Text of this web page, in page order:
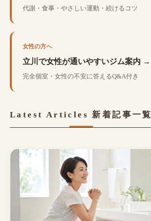
代謝・食事・やさしい運動・続けるコツ
女性の方へ
立川で女性が通いやすいジム案内 →
完全個室・女性の不安に答えるQ&A付き
Latest Articles 新着記事一覧